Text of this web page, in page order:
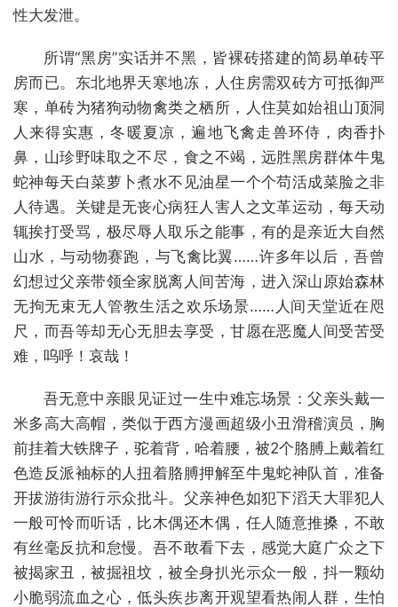
性大发泄。
所谓“黑房”实话并不黑，皆裸砖搭建的简易单砖平
房而已。东北地界天寒地冻，人住房需双砖方可抵御严
寒，单砖为猪狗动物禽类之栖所，人住莫如始祖山顶洞
人来得实惠，冬暖夏凉，遍地飞禽走兽环侍，肉香扑
鼻，山珍野味取之不尽，食之不竭，远胜黑房群体牛鬼
蛇神每天白菜萝卜煮水不见油星一个个苟活成菜脸之非
人待遇。关键是无丧心病狂人害人之文革运动，每天动
辄挨打受骂，极尽辱人取乐之能事，有的是亲近大自然
山水，与动物赛跑，与飞禽比翼……许多年以后，吾曾
幻想过父亲带领全家脱离人间苦海，进入深山原始森林
无拘无束无人管教生活之欢乐场景……人间天堂近在咫
尺，而吾等却无心无胆去享受，甘愿在恶魔人间受苦受
难，呜呼！哀哉！
吾无意中亲眼见证过一生中难忘场景：父亲头戴一
米多高大高帽，类似于西方漫画超级小丑滑稽演员，胸
前挂着大铁牌子，驼着背，哈着腰，被2个胳膊上戴着红
色造反派袖标的人扭着胳膊押解至牛鬼蛇神队首，准备
开拔游街游行示众批斗。父亲神色如犯下滔天大罪犯人
一般可怜而听话，比木偶还木偶，任人随意推搡，不敢
有丝毫反抗和怠慢。吾不敢看下去，感觉大庭广众之下
被揭家丑，被掘祖坟，被全身扒光示众一般，抖一颗幼
小脆弱流血之心，低头疾步离开观望看热闹人群，生怕